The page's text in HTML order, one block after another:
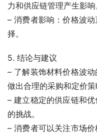
力和供应链管理产生影响
– 消费者影响：价格波
择。
5. 结论与建议
– 了解装饰材料价格波
做出合理的采购和定价策
– 建立稳定的供应链和
的挑战。
– 消费者可以关注市场